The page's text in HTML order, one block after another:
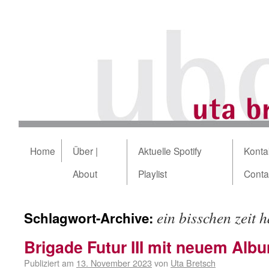
Home
Über |
About
Aktuelle Spotify
Playlist
Schlagwort-Archive: ein bisschen zeit
Brigade Futur III mit neuem
Publiziert am 13. November 2023 von Uta Bretsch